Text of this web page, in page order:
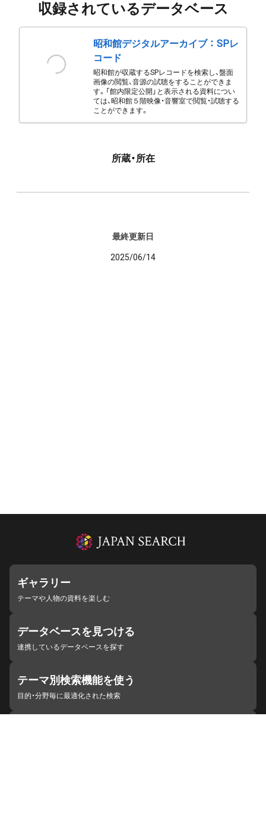
収録されているデータベース
昭和館デジタルアーカイブ ： SPレ
コード
昭和館が収蔵するSPレコードを検索し、盤面
画像の閲覧、音源の試聴をすることができま
す。「館内限定公開」と表示される資料につい
ては、昭和館５階映像・音響室で閲覧・試聴する
ことができます。
所蔵・所在
最終更新日
2025/06/14
ギャラリー
テーマや人物の資料を楽しむ
データベースを見つける
連携しているデータベースを探す
テーマ別検索機能を使う
目的・分野毎に最適化された検索